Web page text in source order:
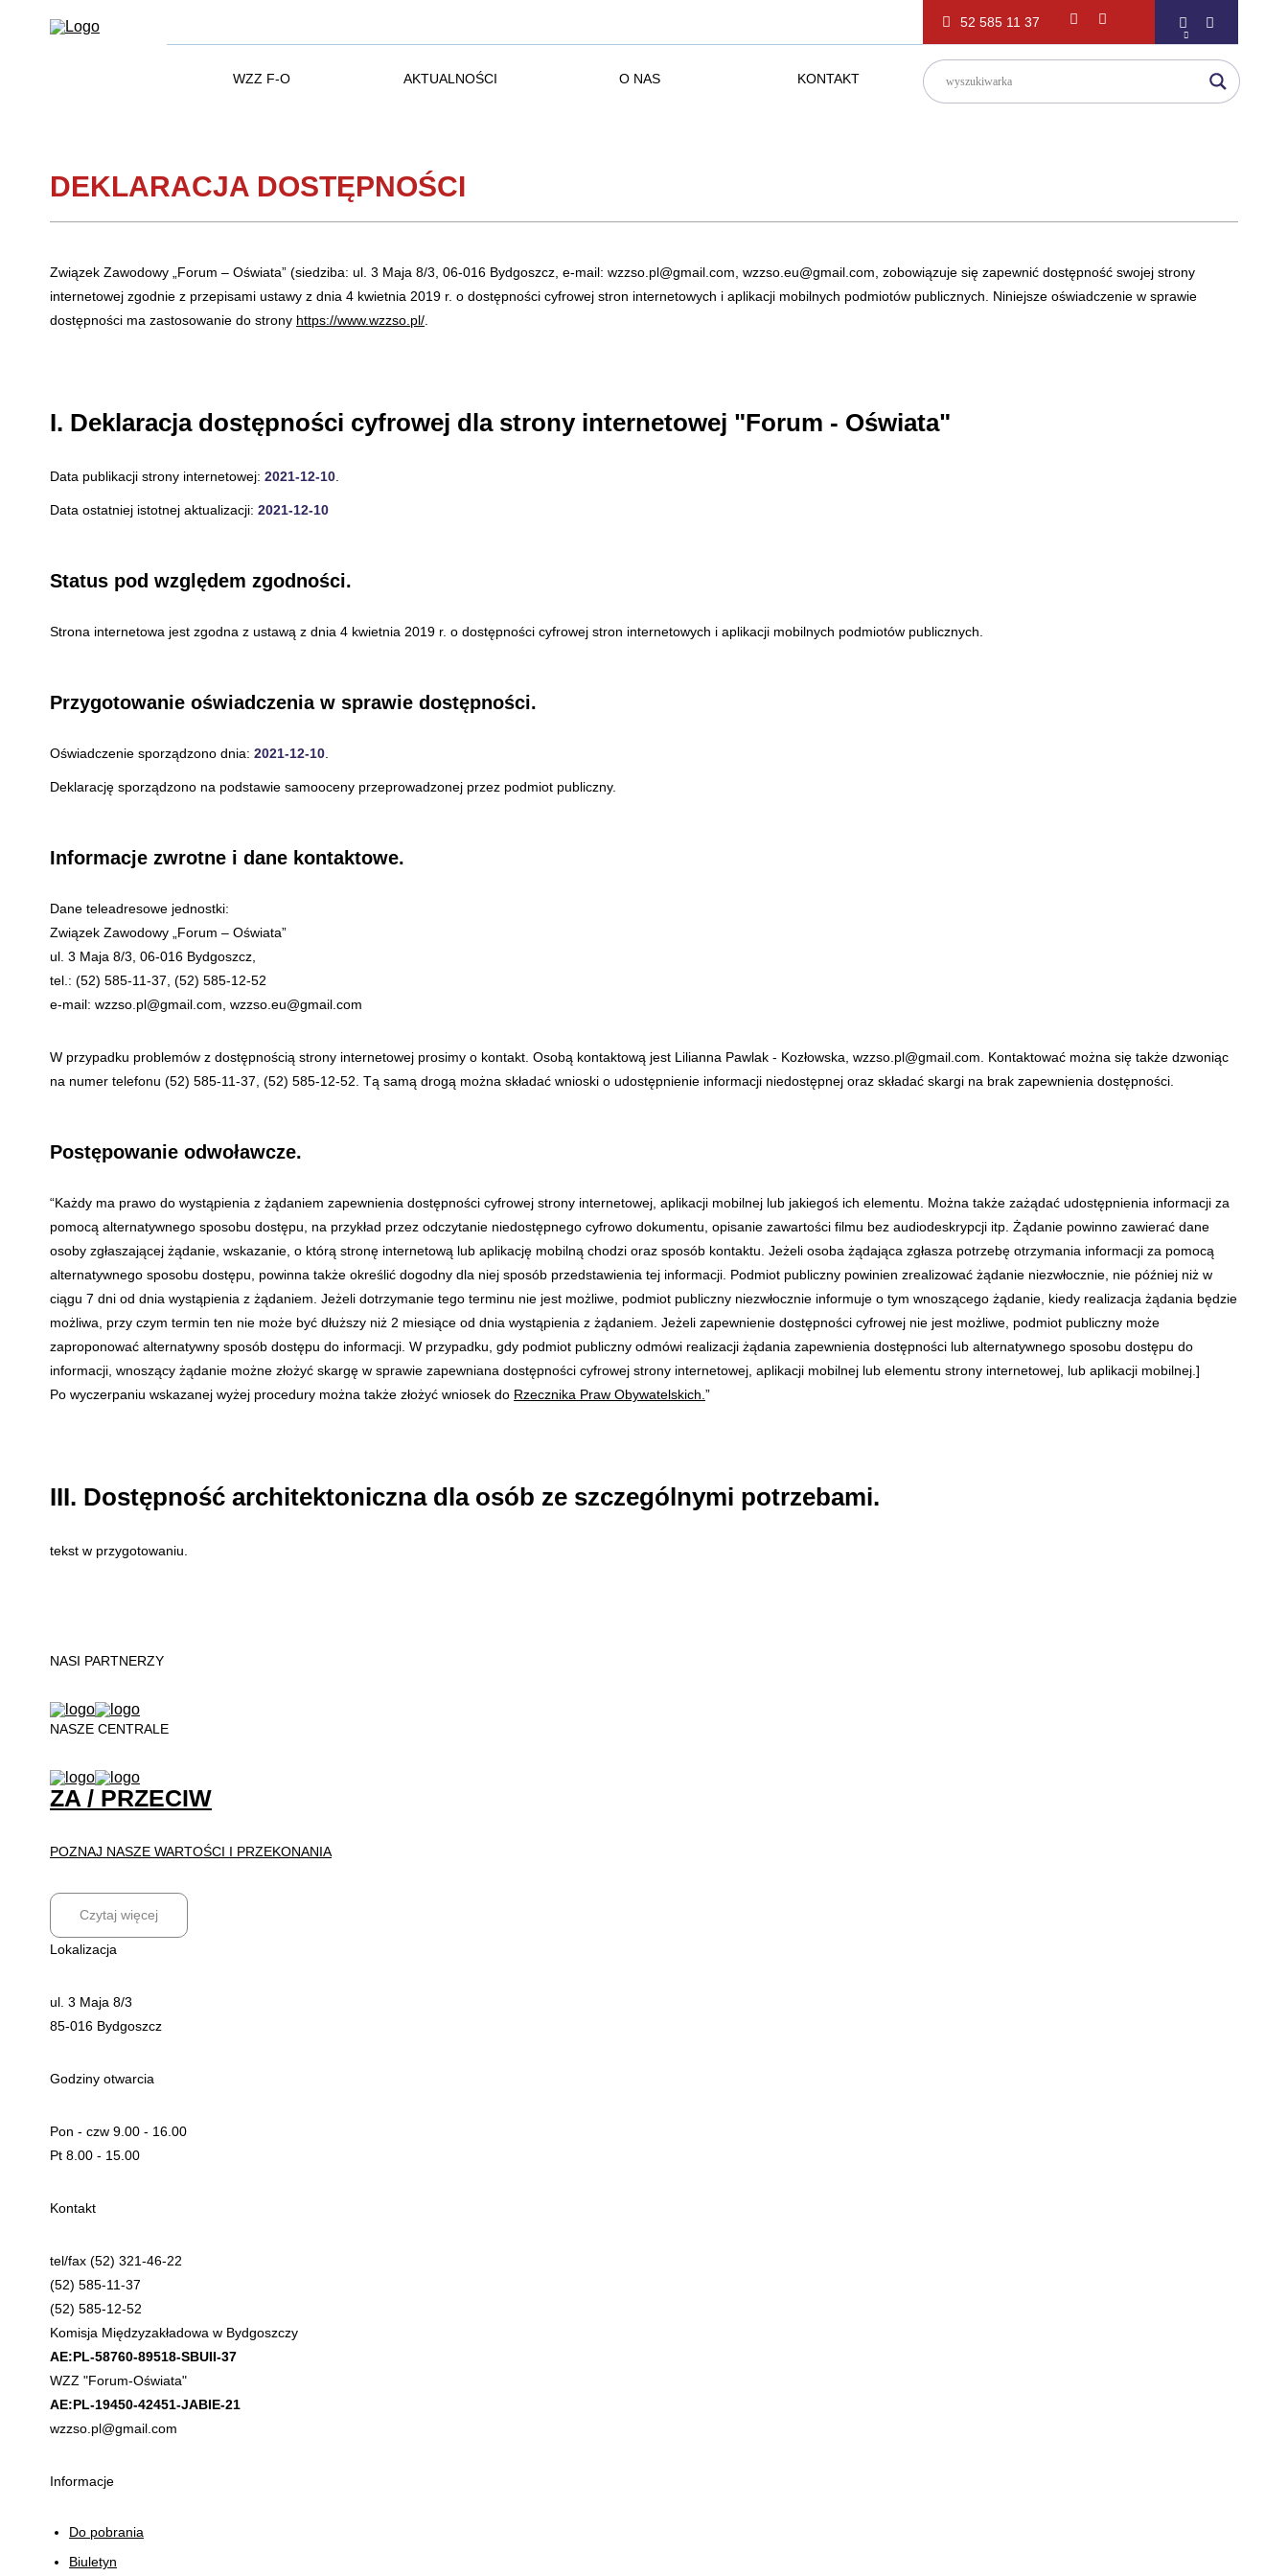
WZZ F-O AKTUALNOŚCI O NAS KONTAKT
52 585 11 37
DEKLARACJA DOSTĘPNOŚCI
Związek Zawodowy „Forum – Oświata” (siedziba: ul. 3 Maja 8/3, 06-016 Bydgoszcz, e-mail: wzzso.pl@gmail.com, wzzso.eu@gmail.com, zobowiązuje się zapewnić dostępność swojej strony
internetowej zgodnie z przepisami ustawy z dnia 4 kwietnia 2019 r. o dostępności cyfrowej stron internetowych i aplikacji mobilnych podmiotów publicznych. Niniejsze oświadczenie w sprawie
dostępności ma zastosowanie do strony https://www.wzzso.pl/
I. Deklaracja dostępności cyfrowej dla strony internetowej "Forum - Oświata"
Data publikacji strony internetowej: 2021-12-10
Data ostatniej istotnej aktualizacji: 2021-12-10
Status pod względem zgodności.
Strona internetowa jest zgodna z ustawą z dnia 4 kwietnia 2019 r. o dostępności cyfrowej stron internetowych i aplikacji mobilnych podmiotów publicznych.
Przygotowanie oświadczenia w sprawie dostępności.
Oświadczenie sporządzono dnia: 2021-12-10
Deklarację sporządzono na podstawie samooceny przeprowadzonej przez podmiot publiczny.
Informacje zwrotne i dane kontaktowe.
Dane teleadresowe jednostki:
Związek Zawodowy „Forum – Oświata”
ul. 3 Maja 8/3, 06-016 Bydgoszcz,
tel.: (52) 585-11-37, (52) 585-12-52
e-mail: wzzso.pl@gmail.com, wzzso.eu@gmail.com
W przypadku problemów z dostępnością strony internetowej prosimy o kontakt. Osobą kontaktową jest Lilianna Pawlak - Kozłowska wzzso.pl@gmail.com . Kontaktować można się także dzwoniąc
na numer telefonu (52) 585-11-37, (52) 585-12-52 . Tą samą drogą można składać wnioski o udostępnienie informacji niedostępnej oraz składać skargi na brak zapewnienia dostępności.
Postępowanie odwoławcze.
“Każdy ma prawo do wystąpienia z żądaniem zapewnienia dostępności cyfrowej strony internetowej, aplikacji mobilnej lub jakiegoś ich elementu. Można także zażądać udostępnienia informacji za
pomocą alternatywnego sposobu dostępu, na przykład przez odczytanie niedostępnego cyfrowo dokumentu, opisanie zawartości filmu bez audiodeskrypcji itp. Żądanie powinno zawierać dane
osoby zgłaszającej żądanie, wskazanie, o którą stronę internetową lub aplikację mobilną chodzi oraz sposób kontaktu. Jeżeli osoba żądająca zgłasza potrzebę otrzymania informacji za pomocą
alternatywnego sposobu dostępu, powinna także określić dogodny dla niej sposób przedstawienia tej informacji. Podmiot publiczny powinien zrealizować żądanie niezwłocznie, nie później niż w
ciągu 7 dni od dnia wystąpienia z żądaniem. Jeżeli dotrzymanie tego terminu nie jest możliwe, podmiot publiczny niezwłocznie informuje o tym wnoszącego żądanie, kiedy realizacja żądania będzie
możliwa, przy czym termin ten nie może być dłuższy niż 2 miesiące od dnia wystąpienia z żądaniem. Jeżeli zapewnienie dostępności cyfrowej nie jest możliwe, podmiot publiczny może
zaproponować alternatywny sposób dostępu do informacji. W przypadku, gdy podmiot publiczny odmówi realizacji żądania zapewnienia dostępności lub alternatywnego sposobu dostępu do
informacji, wnoszący żądanie możne złożyć skargę w sprawie zapewniana dostępności cyfrowej strony internetowej, aplikacji mobilnej lub elementu strony internetowej, lub aplikacji mobilnej.]
Po wyczerpaniu wskazanej wyżej procedury można także złożyć wniosek do Rzecznika Praw Obywatelskich. ”
III. Dostępność architektoniczna dla osób ze szczególnymi potrzebami.
tekst w przygotowaniu.
NASI PARTNERZY
NASZE CENTRALE
ZA / PRZECIW
POZNAJ NASZE WARTOŚCI I PRZEKONANIA
Czytaj więcej
Lokalizacja
ul. 3 Maja 8/3
85-016 Bydgoszcz
Godziny otwarcia
Pon - czw 9.00 - 16.00
Pt 8.00 - 15.00
Kontakt
tel/fax (52) 321-46-22
(52) 585-11-37
(52) 585-12-52
Komisja Międzyzakładowa w Bydgoszczy
AE:PL-58760-89518-SBUII-37
WZZ "Forum-Oświata"
AE:PL-19450-42451-JABIE-21
wzzso.pl@gmail.com
Informacje
Do pobrania
Biuletyn